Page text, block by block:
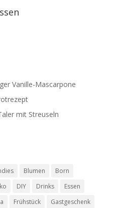
Vanille-Mascarpone
mit Streuseln
Blumen
Born
DIY Drinks
Essen
Frühstück Gastgeschenk